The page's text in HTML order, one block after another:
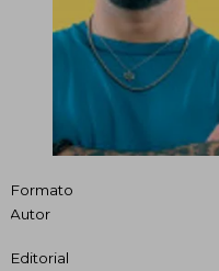
Formato
Autor
Editorial